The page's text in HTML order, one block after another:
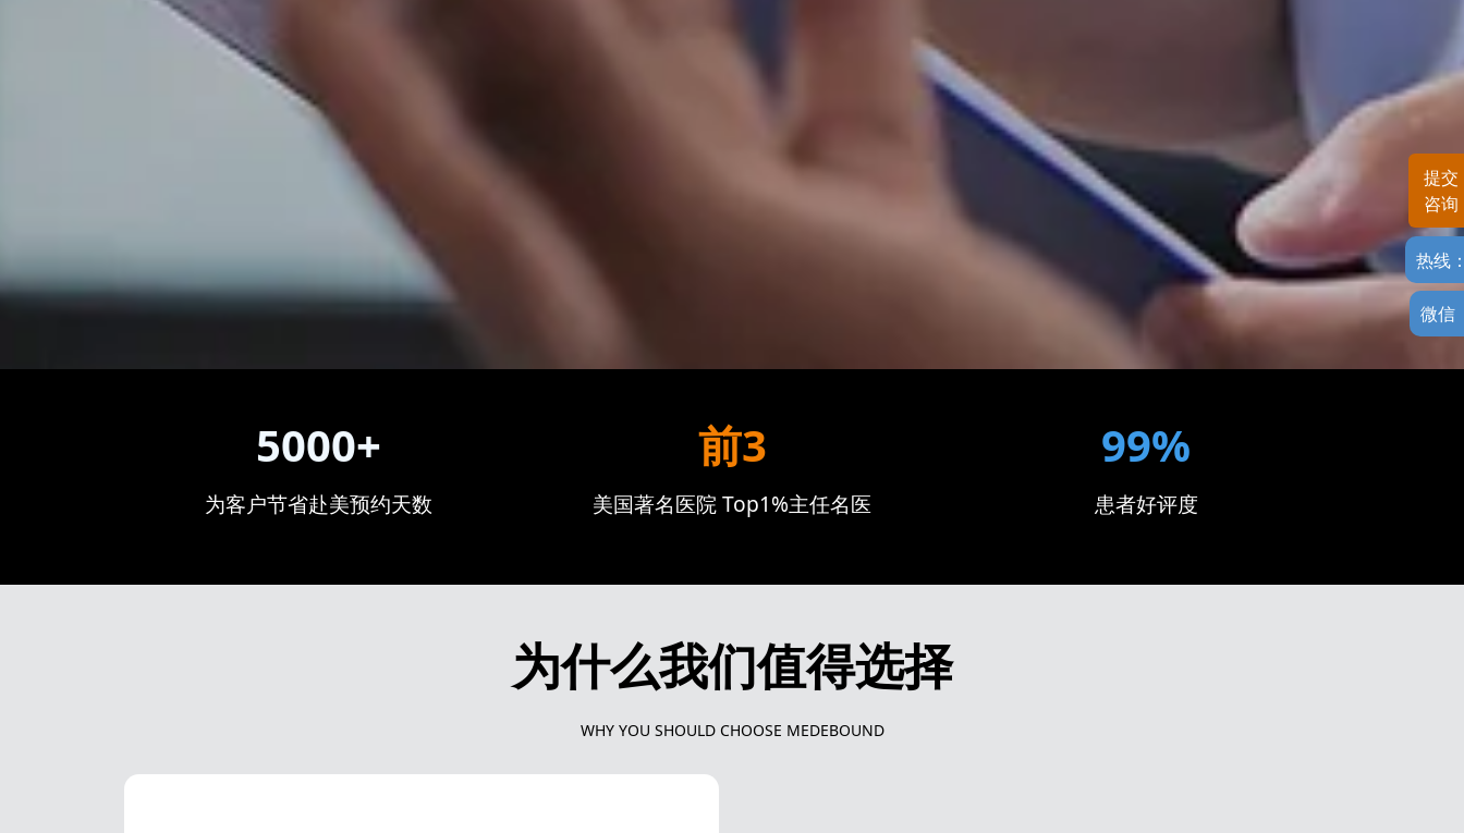
5000+
为客户节省赴美预约天数
前3
美国著名医院 Top1%主任名医
99%
患者好评度
为什么我们值得选择
WHY YOU SHOULD CHOOSE MEDEBOUND
热线
微信
提交
咨询